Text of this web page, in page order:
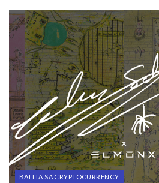
BALITA SA CRYPTOCURRENCY